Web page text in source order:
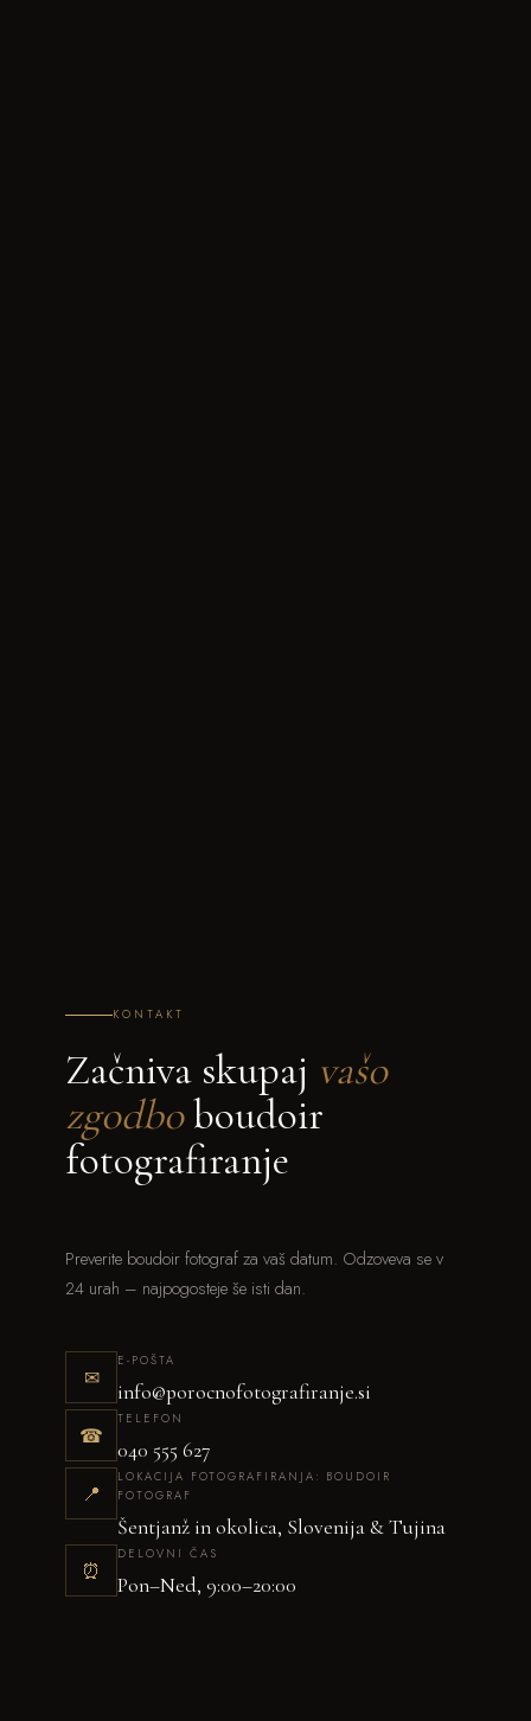
KONTAKT
Začniva skupaj vašo
zgodboboudoir
fotografiranje
Preverite boudoir fotograf za vaš datum. Odzoveva se v
24 urah – najpogosteje še isti dan.
✉
E-POŠTA
info@porocnofotografiranje.si
☎
TELEFON
040 555 627
📍
LOKACIJA FOTOGRAFIRANJA: BOUDOIR
FOTOGRAF
Šentjanž in okolica, Slovenija & Tujina
⏰
DELOVNI ČAS
Pon–Ned, 9:00–20:00